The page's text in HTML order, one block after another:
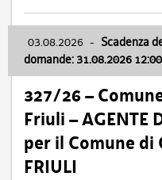
03.08.2026 - Scadenza
domande: 31.08.2026 12:00
327/26 –
Friuli – AGENTE
per il Comune di
FRIULI